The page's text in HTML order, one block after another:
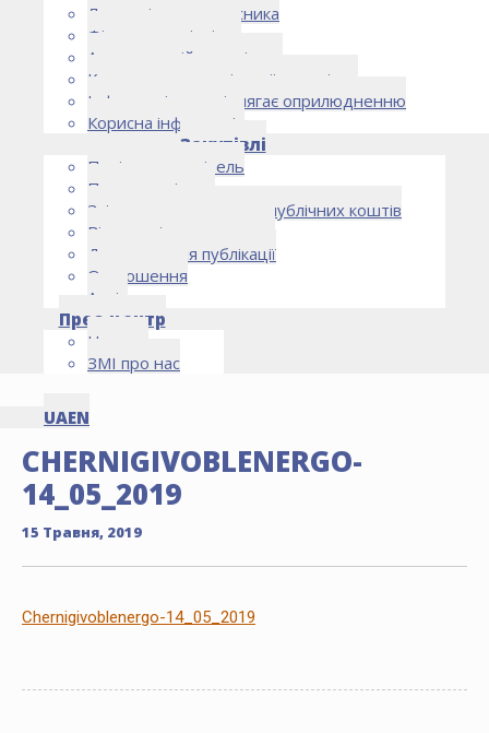
Лист очікувань власника
Фінансова звітність
Антикорупційна політика
Кодекс етики та ділової поведінки
Інформація, що підлягає оприлюдненню
Корисна інформація
Закупівлі
Політика закупівель
План закупівель
Звіт про використання публічних коштів
Відомості про договори
Договори для публікації
Оголошення
Архів
Прес-центр
Новини
ЗМІ про нас
UAEN
CHERNIGIVOBLENERGO-
14_05_2019
15 Травня, 2019
Chernigivoblenergo-14_05_2019